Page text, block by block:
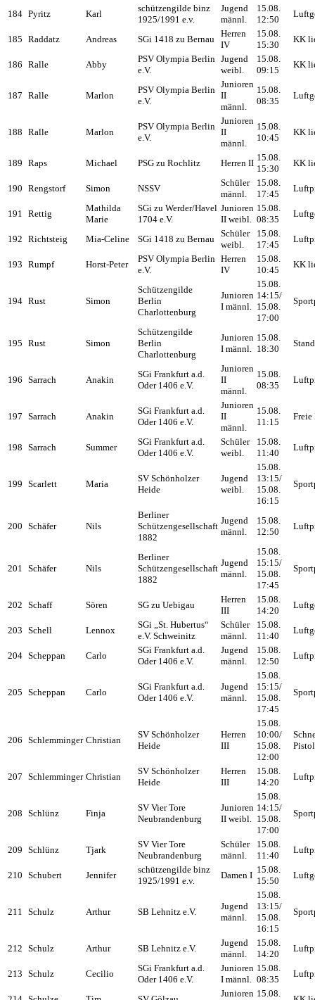
184 Pyritz Karl
schützengilde binz
1925/1991 e.v.
Jugend
männl.
15.08.
12:50
185 Raddatz Andreas SGi 1418 zu Bernau
Herren
IV
15.08.
15:30
KK
186 Ralle Abby
PSV Olympia Berlin
e.V.
Jugend
weibl.
15.08.
09:15
KK
187 Ralle Marlon
PSV Olympia Berlin
e.V.
Junioren
II
männl.
15.08.
08:35
188 Ralle Marlon
PSV Olympia Berlin
e.V.
Junioren
II
männl.
15.08.
10:45
KK
189 Raps Michael PSG zu Rochlitz Herren II
15.08.
15:30
KK
190 Rengstorf Simon NSSV
Schüler
männl.
15.08.
17:45
191 Rettig
Mathilda
Marie
SGi zu Werder/Havel
1704 e.V.
Junioren
II weibl.
15.08.
08:35
192 Richtsteig Mia-Celine SGi 1418 zu Bernau
Schüler
weibl.
15.08.
17:45
193 Rumpf Horst-Peter
PSV Olympia Berlin
e.V.
Herren
IV
15.08.
10:45
KK
194 Rust Simon
Schützengilde
Berlin
Charlottenburg
Junioren
I männl.
15.08.
14:15/
15.08.
17:00
195 Rust Simon
Schützengilde
Berlin
Charlottenburg
Junioren
I männl.
15.08.
18:30
196 Sarrach Anakin
SGi Frankfurt a.d.
Oder 1406 e.V.
Junioren
II
männl.
15.08.
08:35
197 Sarrach Anakin
SGi Frankfurt a.d.
Oder 1406 e.V.
Junioren
II
männl.
15.08.
11:15
Freie
198 Sarrach Summer
SGi Frankfurt a.d.
Oder 1406 e.V.
Schüler
weibl.
15.08.
11:40
199 Scarlett Maria
SV Schönholzer
Heide
Jugend
weibl.
15.08.
13:15/
15.08.
16:15
200 Schäfer Nils
Berliner
Schützengesellschaft
1882
Jugend
männl.
15.08.
12:50
201 Schäfer Nils
Berliner
Schützengesellschaft
1882
Jugend
männl.
15.08.
15:15/
15.08.
17:45
202 Schaff Sören SG zu Uebigau
Herren
III
15.08.
14:20
203 Schell Lennox
SGi „St. Hubertus“
e.V. Schweinitz
Schüler
männl.
15.08.
11:40
204 Scheppan Carlo
SGi Frankfurt a.d.
Oder 1406 e.V.
Jugend
männl.
15.08.
12:50
205 Scheppan Carlo
SGi Frankfurt a.d.
Oder 1406 e.V.
Jugend
männl.
15.08.
15:15/
15.08.
17:45
206 Schlemminger Christian
SV Schönholzer
Heide
Herren
III
15.08.
10:00/
15.08.
12:00
207 Schlemminger Christian
SV Schönholzer
Heide
Herren
III
15.08.
14:20
208 Schlünz Finja
SV Vier Tore
Neubrandenburg
Junioren
II weibl.
15.08.
14:15/
15.08.
17:00
209 Schlünz Tjark
SV Vier Tore
Neubrandenburg
Schüler
männl.
15.08.
11:40
210 Schubert Jennifer
schützengilde binz
1925/1991 e.v.
Damen I
15.08.
15:50
211 Schulz Arthur SB Lehnitz e.V.
Jugend
männl.
15.08.
13:15/
15.08.
16:15
212 Schulz Arthur SB Lehnitz e.V.
Jugend
männl.
15.08.
14:20
213 Schulz Cecilio
SGi Frankfurt a.d.
Oder 1406 e.V.
Junioren
I männl.
15.08.
08:35
Junioren 15.08.